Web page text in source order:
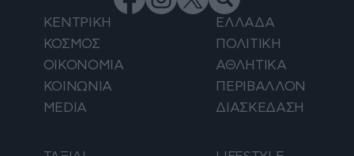
ΚΕΝΤΡΙΚΗ
ΕΛΛΑΔΑ
ΚΟΣΜΟΣ
ΠΟΛΙΤΙΚΗ
ΟΙΚΟΝΟΜΙΑ
ΑΘΛΗΤΙΚΑ
ΚΟΙΝΩΝΙΑ
ΠΕΡΙΒΑΛΛΟΝ
MEDIA
ΔΙΑΣΚΕΔΑΣΗ